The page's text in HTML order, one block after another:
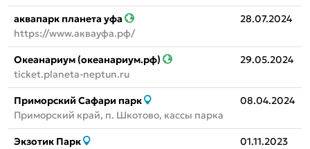
аквапарк планета уфа
https://www.аквауфа.рф/
28.07.2024
Океанариум (океанариум.рф)
ticket.planeta-neptun.ru
29.05.2024
Приморский Сафари парк
Приморский край, п. Шкотово, кассы парка
08.04.2024
Экзотик Парк
01.11.2023